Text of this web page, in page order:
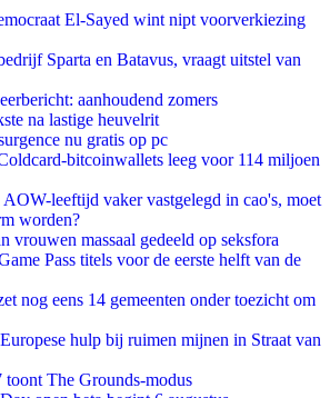
El-Sayed wint nipt voorverkiezing
Sparta en Batavus, vraagt uitstel van
aanhoudend zomers
na lastige heuvelrit
nu gratis op pc
bitcoinwallets leeg voor 114 miljoen
leeftijd vaker vastgelegd in cao's, moet
worden?
vrouwen massaal gedeeld op seksfora
Pass titels voor de eerste helft van de
nog eens 14 gemeenten onder toezicht om
hulp bij ruimen mijnen in Straat van
The Grounds-modus